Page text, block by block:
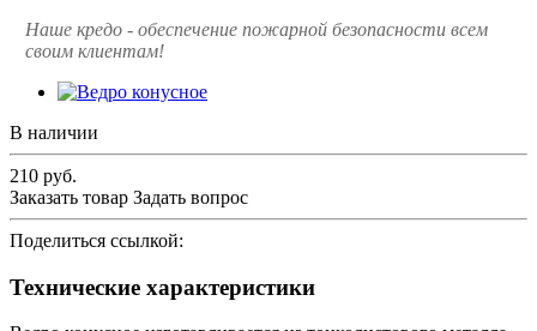
Наше кредо - обеспечение пожарной безопасности всем
своим клиентам!
В наличии
210 руб.
Заказать товар Задать вопрос
Поделиться ссылкой:
Технические характеристики